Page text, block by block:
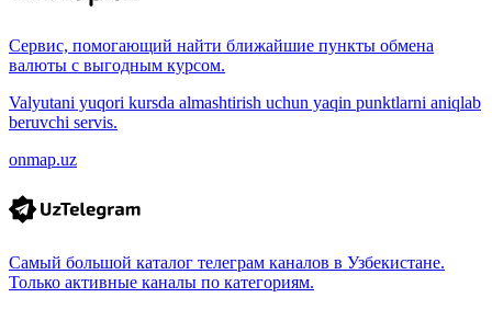
Сервис, помогающий найти ближайшие пункты обмена
валюты с выгодным курсом.
Valyutani yuqori kursda almashtirish uchun yaqin punktlarni aniqlab
beruvchi servis.
onmap.uz
Самый большой каталог телеграм каналов в Узбекистане.
Только активные каналы по категориям.